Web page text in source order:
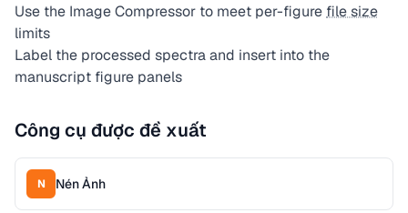
Use the Image Compressor to meet per-figure file size
limits
Label the processed spectra and insert into the
manuscript figure panels
Công cụ được đề xuất
N Nén Ảnh